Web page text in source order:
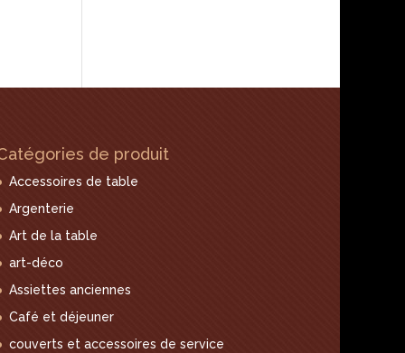
de produit
Accessoires de table
Argenterie
Art de la table
art-déco
Assiettes anciennes
Café et déjeuner
couverts et accessoires de service